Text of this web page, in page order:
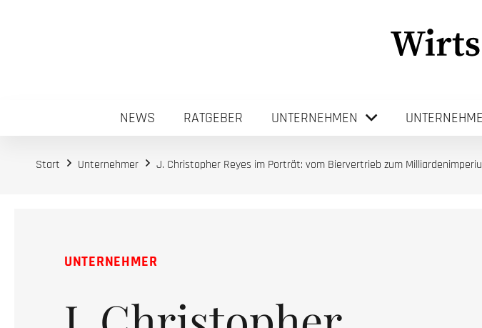
NEWS RATGEBER UNTERNEHMEN
Start Unternehmer J. Christopher Reyes im Porträt: vom Biervertrieb zum
UNTERNEHMER